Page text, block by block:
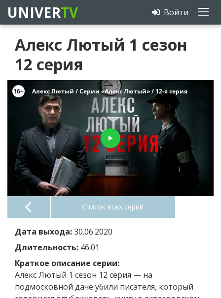
UNIVERTV Войти
Алекс Лютый 1 сезон
12 серия
Список всех серий
Дата выхода:30.06.2020
Длительность: 46:01
Краткое описание серии:
Алекс Лютый 1 сезон 12 серия — на
подмосковной даче убили писателя, который